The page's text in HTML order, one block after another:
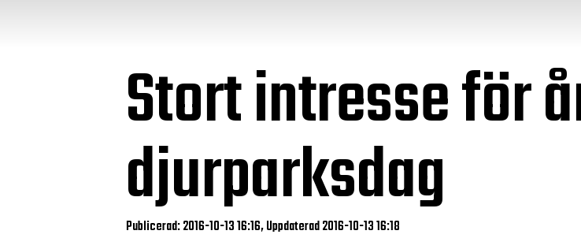
Stort intresse för
djurparksdag
Publicerad: 2016-10-13 16:16, Uppdaterad 2016-10-13 16:18